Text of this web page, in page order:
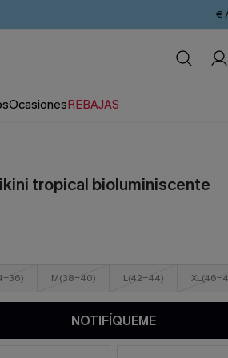
€
OcasionesREBAJAS
tropical bioluminiscente
36) M(38-40) L(42-44) XL(46-
NOTIFÍQUEME